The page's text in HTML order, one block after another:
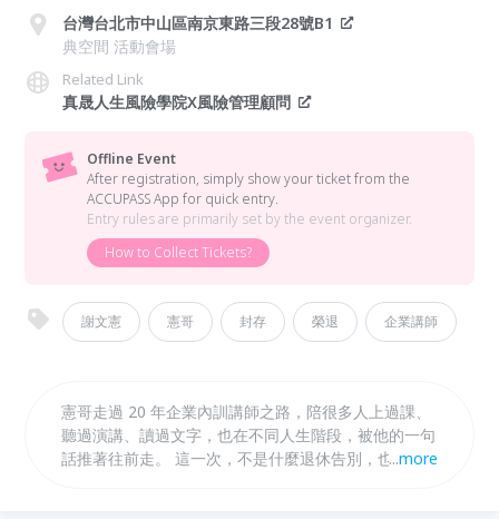
台灣台北市中山區南京東路三段28號B1
典空間 活動會場
Related Link
真晟人生風險學院X風險管理顧問
Offline Event
After registration, simply show your ticket from the
ACCUPASS App for quick entry.
Entry rules are primarily set by the event organizer.
How to Collect Tickets?
謝文憲 憲哥 封存 榮退 企業講師
憲哥走過 20 年企業內訓講師之路，陪很多人上過課、
聽過演講、讀過文字，也在不同人生階段，被他的一句
話推著往前走。 這一次，不是什麼退休告別，也不是
...more